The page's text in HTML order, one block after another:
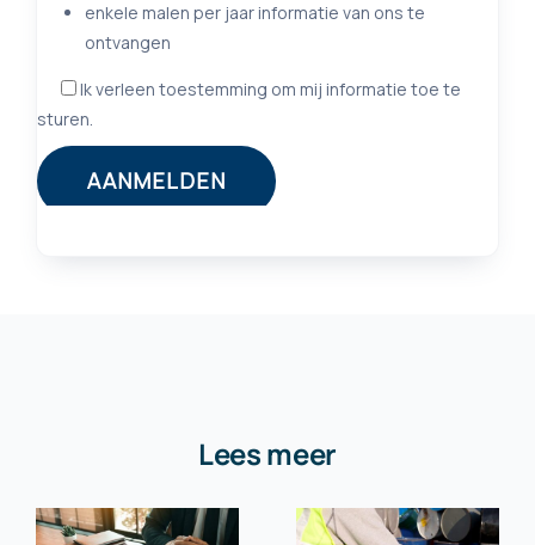
Lees meer